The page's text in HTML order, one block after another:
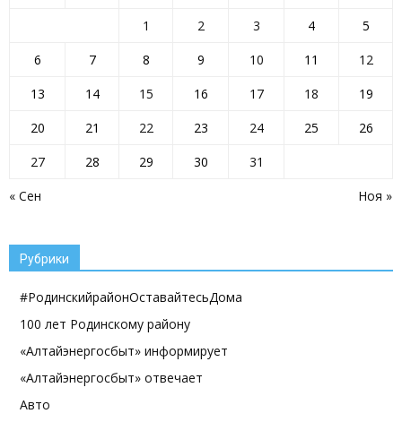
« Сен Ноя »
1 2 3 4
5
6
7 8 9 10 11
12
13
14 15 16 17 18
19
20
21 22 23 24 25
26
27
28 29 30 31
Рубрики
#РодинскийрайонОставайтесьДома
100 лет Родинскому району
«Алтайэнергосбыт» информирует
«Алтайэнергосбыт» отвечает
Авто